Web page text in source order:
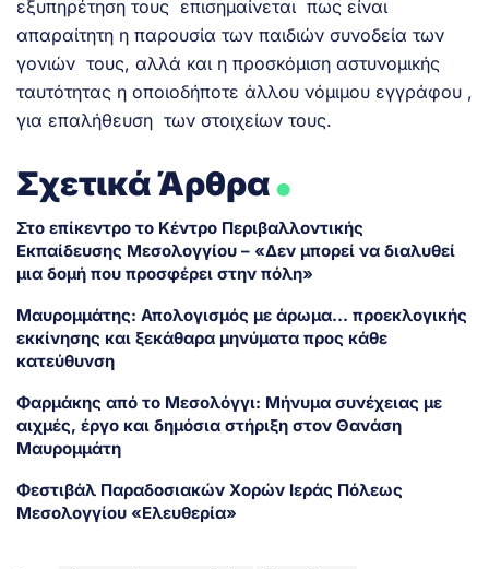
εξυπηρέτηση τους επισημαίνεται πως είναι
απαραίτητη η παρουσία των παιδιών συνοδεία των
γονιών τους, αλλά και η προσκόμιση αστυνομικής
ταυτότητας η οποιοδήποτε άλλου νόμιμου εγγράφου ,
για επαλήθευση των στοιχείων τους.
Σχετικά Άρθρα.
Στο επίκεντρο το Κέντρο Περιβαλλοντικής
Εκπαίδευσης Μεσολογγίου – «Δεν μπορεί να διαλυθεί
μια δομή που προσφέρει στην πόλη»
Μαυρομμάτης: Απολογισμός με άρωμα… προεκλογικής
εκκίνησης και ξεκάθαρα μηνύματα προς κάθε
κατεύθυνση
Φαρμάκης από το Μεσολόγγι: Μήνυμα συνέχειας με
αιχμές, έργο και δημόσια στήριξη στον Θανάση
Μαυρομμάτη
Φεστιβάλ Παραδοσιακών Χορών Ιεράς Πόλεως
Μεσολογγίου «Ελευθερία»